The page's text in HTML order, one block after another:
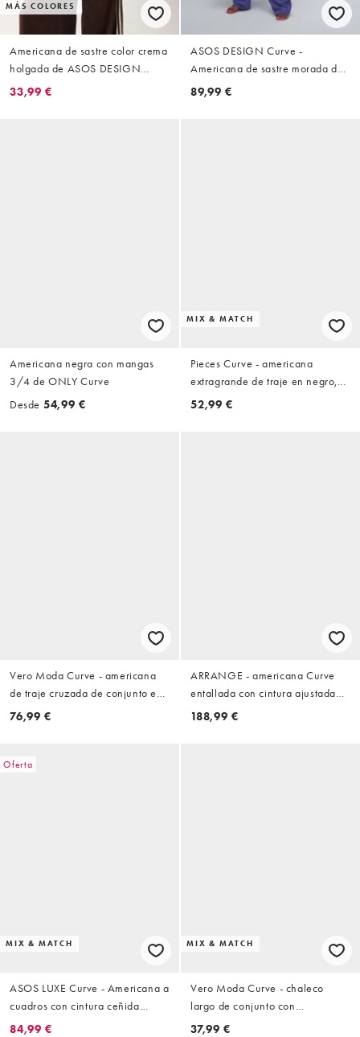
MÁS COLORES
Americana de sastre color crema
holgada de ASOS DESIGN
Curve
33,99 €
ASOS DESIGN Curve -
Americana de sastre morada de
corte masculino holgado
89,99 €
Americana negra con mangas
3/4 de ONLY Curve
Desde 54,99 €
MIX & MATCH
Pieces Curve - americana
extragrande de traje en negro,
parte de un conjunto
52,99 €
Vero Moda Curve - americana
de traje cruzada de conjunto en
azul marino
76,99 €
ARRANGE - americana Curve
entallada con cintura ajustada
en topo
188,99 €
Oferta
MIX & MATCH
ASOS LUXE Curve - Americana a
cuadros con cintura ceñida
(parte de un conjunto)
84,99 €
MIX & MATCH
Vero Moda Curve - chaleco
largo de conjunto con
estampado abstracto de conchas
37,99 €